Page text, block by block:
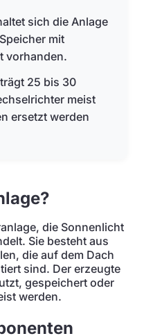
sich die Anlage
mit
vorhanden.
25 bis 30
meist
ersetzt werden
die Sonnenlicht
Sie besteht aus
die auf dem Dach
sind. Der erzeugte
gespeichert oder
werden.